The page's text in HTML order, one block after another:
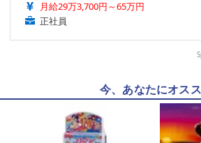
月給29万3,700円～65万円
正社員
今、あなたにオス